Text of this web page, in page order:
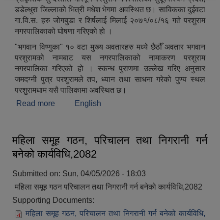
डडेल्धुरा जिल्लाको भित्री मधेश भेगमा अवस्थित छ। साविकका दुईवटा
गा.वि.स. हरु जोगबुडा र शिर्षलाई मिलाई २०७१/०८/१६ गते परशुराम
नगरपालिकाको घोषणा गरिएको हो ।
"भगवान विष्णुका" १० वटा मुख्य अवतारहरु मध्ये छैठौँ अवतार भगवान
परशुरामको नामबाट यस नगरपालिकाको नामाकरण परशुराम
नगरपालिका गरिएको हो । स्कन्ध पुराणमा उल्लेख गरिए अनुसार
जमदग्नी पुत्र परशुरामले तप, ध्यान तथा साधना गरेको पुण्य स्थल
परशुरामधाम यसै पालिकामा अवस्थित छ।
Read more about संक्षिप्त परिचय
English
महिला समूह गठन, परिचालन तथा निगरानी गर्न
बनेको कार्यविधि,2082
Submitted on: Sun, 04/05/2026 - 18:03
महिला समूह गठन परिचालन तथा निगरानी गर्न बनेको कार्यविधि,2082
Supporting Documents:
महिला समूह गठन, परिचालन तथा निगरानी गर्न बनेको कार्यविधि,